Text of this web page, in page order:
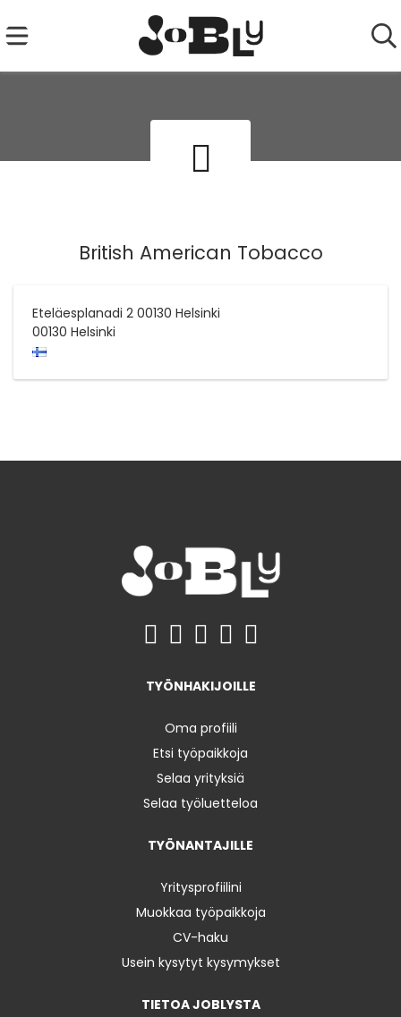
British American Tobacco
Eteläesplanadi 2 00130 Helsinki
00130 Helsinki
TYÖNHAKIJOILLE
Oma profiili
Etsi työpaikkoja
Selaa yrityksiä
Selaa työluetteloa
TYÖNANTAJILLE
Yritysprofiilini
Muokkaa työpaikkoja
CV-haku
Usein kysytyt kysymykset
TIETOA JOBLYSTA